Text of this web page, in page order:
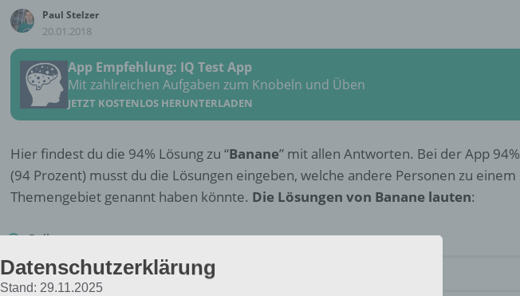
Paul Stelzer
20.01.2018
App Empfehlung: IQ Test App
Mit zahlreichen Aufgaben zum Knobeln und Üben
JETZT KOSTENLOS HERUNTERLADEN
Hier findest du die 94% Lösung zu “Banane” mit allen Antworten. Bei der App 94%
(94 Prozent) musst du die Lösungen eingeben, welche andere Personen zu einem
Themengebiet genannt haben könnte. Die Lösungen von Banane lauten:
Gelb
Krumm
Datenschutzerklärung
Stand: 29.11.2025